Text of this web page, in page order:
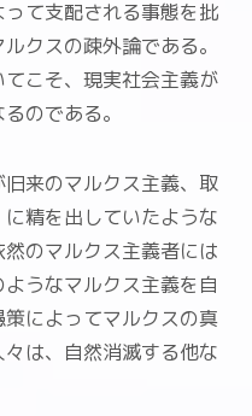
て支配される事態を批
クスの疎外論である。
こそ、現実社会主義が
のである。
来のマルクス主義、取
精を出していたような
のマルクス主義者には
うなマルクス主義を自
によってマルクスの真
は、自然消滅する他な